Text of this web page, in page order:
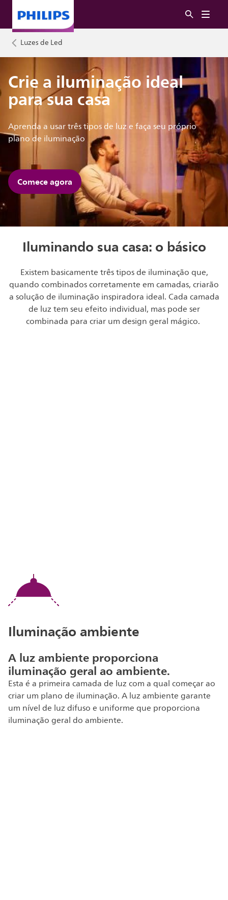
Luzes de Led
Crie a iluminação ideal
para sua casa
Aprenda a usar três tipos de luz e faça seu próprio
plano de iluminação
Comece agora
Iluminando sua casa: o básico
Existem basicamente três tipos de iluminação que,
quando combinados corretamente em camadas, criarão
a solução de iluminação inspiradora ideal. Cada camada
de luz tem seu efeito individual, mas pode ser
combinada para criar um design geral mágico.
Iluminação ambiente
A luz ambiente proporciona
iluminação geral ao ambiente.
Esta é a primeira camada de luz com a qual começar ao
criar um plano de iluminação. A luz ambiente garante
um nível de luz difuso e uniforme que proporciona
iluminação geral do ambiente.